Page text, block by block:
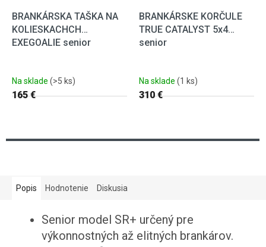
BRANKÁRSKA TAŠKA NA
KOLIESKACHCH
EXEGOALIE senior
Na sklade (>5 ks)
165 €
BRANKÁRSKE KORČULE
TRUE CATALYST 5x4
senior
Na sklade (1 ks)
310 €
Popis Hodnotenie Diskusia
Senior model SR+ určený pre
výkonnostných až elitných brankárov.